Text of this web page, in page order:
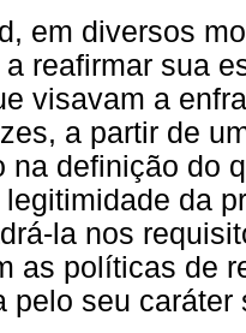
em diversos
reafirmar sua
visavam a
a partir de
na definição do
da
la nos
as políticas de
pelo seu caráter